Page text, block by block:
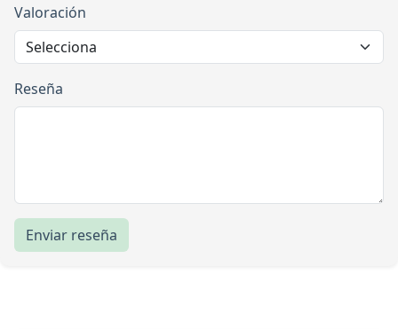
Valoración
Reseña
Enviar reseña